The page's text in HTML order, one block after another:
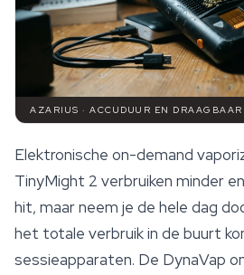
AZARIUS · ACCUDUUR EN
Elektronische on-demand
TinyMight 2 verbruiken minder
hit, maar neem je de hele dag
het totale verbruik in de buurt
sessieapparaten. De DynaVap